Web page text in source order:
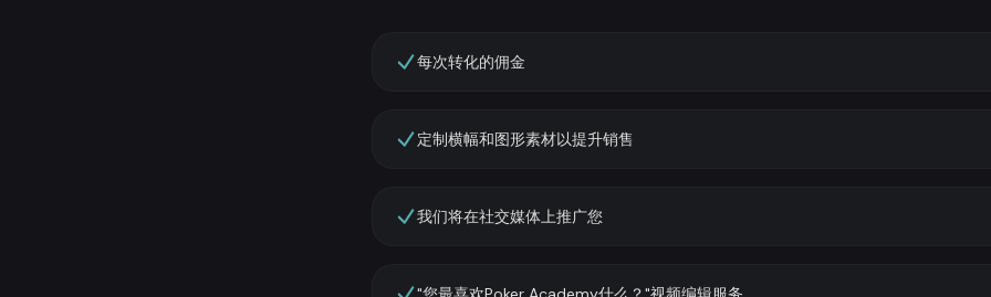
每次转化的佣金
定制横幅和图形素材以提升销售
我们将在社交媒体上推广您